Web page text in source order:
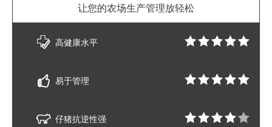
让您的农场生产管理放轻松
高健康水平
易于管理
仔猪抗逆性强